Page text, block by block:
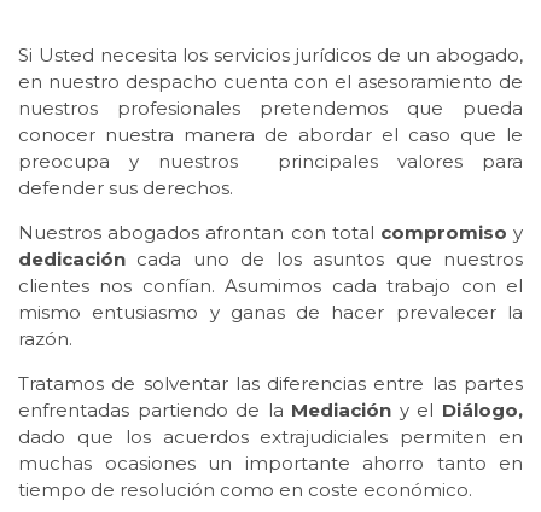
Si Usted necesita los servicios jurídicos de un abogado,
en nuestro despacho cuenta con el asesoramiento de
nuestros profesionales pretendemos que pueda
conocer nuestra manera de abordar el caso que le
preocupa y nuestros principales valores para
defender sus derechos.
Nuestros abogados afrontan con total compromiso y
dedicación cada uno de los asuntos que nuestros
clientes nos confían. Asumimos cada trabajo con el
mismo entusiasmo y ganas de hacer prevalecer la
razón.
Tratamos de solventar las diferencias entre las partes
enfrentadas partiendo de la Mediación y el Diálogo,
dado que los acuerdos extrajudiciales permiten en
muchas ocasiones un importante ahorro tanto en
tiempo de resolución como en coste económico.